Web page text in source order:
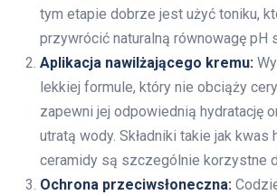
tym etapie dobrze jest użyć toniku,
przywrócić naturalną równowagę pH
Aplikacja nawilżającego kremu:
lekkiej formule, który nie obciąży
zapewni jej odpowiednią hydratację
utratą wody. Składniki takie jak kwas
ceramidy są szczególnie korzystne
Ochrona przeciwsłoneczna: